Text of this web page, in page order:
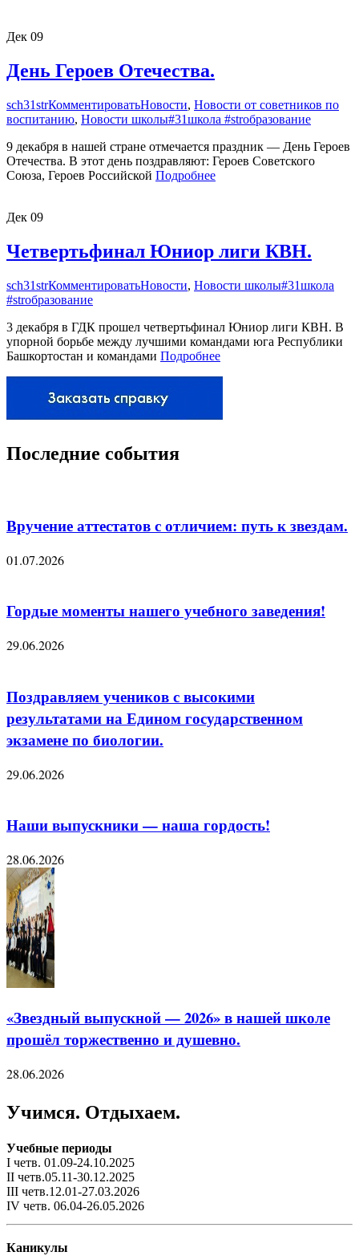
Дек 09
День Героев Отечества.
sch31strКомментироватьНовости, Новости от советников по
воспитанию, Новости школы#31школа #strобразование
9 декабря в нашей стране отмечается праздник — День Героев
Отечества. В этот день поздравляют: Героев Советского
Союза, Героев Российской Подробнее
Дек 09
Четвертьфинал Юниор лиги КВН.
sch31strКомментироватьНовости, Новости школы#31школа
#strобразование
3 декабря в ГДК прошел четвертьфинал Юниор лиги КВН. В
упорной борьбе между лучшими командами юга Республики
Башкортостан и командами Подробнее
Последние события
Вручение аттестатов с отличием: путь к звездам.
01.07.2026
Гордые моменты нашего учебного заведения!
29.06.2026
Поздравляем учеников с высокими
результатами на Едином государственном
экзамене по биологии.
29.06.2026
Наши выпускники — наша гордость!
28.06.2026
«Звездный выпускной — 2026» в нашей школе
прошёл торжественно и душевно.
28.06.2026
Учимся. Отдыхаем.
Учебные периоды
I четв. 01.09-24.10.2025
II четв.05.11-30.12.2025
III четв.12.01-27.03.2026
IV четв. 06.04-26.05.2026
Каникулы